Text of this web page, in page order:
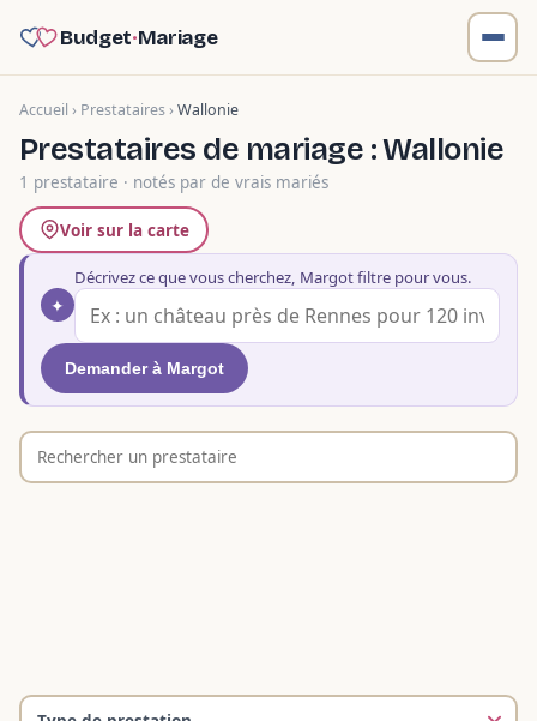
Budget·Mariage
Accueil › Prestataires› Wallonie
Prestataires de mariage : Wallonie
1 prestataire · notés par de vrais mariés
Voir sur la carte
✦
Décrivez ce que vous cherchez, Margot filtre pour vous.
Demander à Margot